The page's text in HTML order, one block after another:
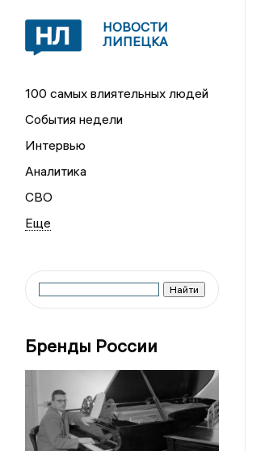
НОВОСТИ
ЛИПЕЦКА
100 самых влиятельных людей
События недели
Интервью
Аналитика
СВО
Бренды России